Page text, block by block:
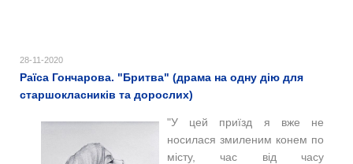
28-11-2020
Раїса Гончарова. "Бритва" (драма на одну дію для
старшокласників та дорослих)
"У цей приїзд я вже не
носилася змиленим конем по
місту, час від часу